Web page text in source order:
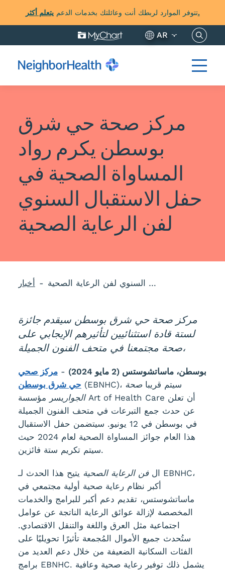
تتوفر الموارد لربطك أنت وعائلتك بخدمات الدعميتعلم أكثر.
AR هنا
مركز صحة حي شرق
بوسطن يكرم رواد
المساواة الصحية في
حفل الاستقبال السنوي
لفن الرعاية الصحية
أخبار مركز صحة حي شرق بوسطن يكرم رواد المساواة الصحية في حفل الاستقبال السنوي لفن الرعاية الصحية
مركز صحة حي شرق بوسطن سيقدم جائزة
لستة قادة استثنائيين لتأثيرهم الإيجابي على
صحة مجتمعنا في متحف الفنون الجميلة،
بوسطن، ماساتشوستس (2 مايو 2024) -مركز صحي
حي شرق بوسطن
(EBNHC)، سيتم قريباصحة
الجوار يسر مؤسسة Art of Health Care أن تعلن
عن حدث جمع التبرعات في متحف الفنون الجميلة
في بوسطن في 12 يونيو. سيتضمن حفل الاستقبال
هذا العام جوائز المساواة الصحية لعام 2024 حيث
سيتم تكريم ستة فائزين.
الفن الرعاية الصحية يتيح هذا الحدث لـ EBNHC،
أكبر نظام رعاية صحية أولية مجتمعي في
ماساتشوستس، تقديم دعم أكبر للبرامج والخدمات
المخصصة لإزالة عوائق الرعاية الناتجة عن عوامل
اجتماعية مثل العرق واللغة والتنقل الاقتصادي.
ستُحدث جميع الأموال المُجمعة تأثيرًا تحويليًا على
الفئات السكانية الضعيفة من خلال دعم العديد من
برامج EBNHC. يشمل ذلك توفير رعاية صحية وعافية